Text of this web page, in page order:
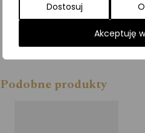
Dostosuj
Akceptuję
Podobne produkty